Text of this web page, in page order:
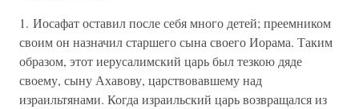
1. Иосафат оставил после себя много детей; преемником
своим он назначил старшего сына своего Иорама. Таким
образом, этот иерусалимский царь был тезкою дяде
своему, сыну Ахавову, царствовавшему над
израильтянами. Когда израильский царь возвращался из